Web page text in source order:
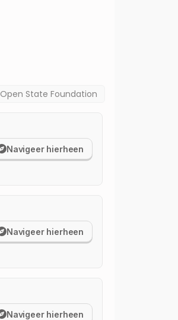
Open State Foundation
Navigeer hierheen
Navigeer hierheen
Navigeer hierheen